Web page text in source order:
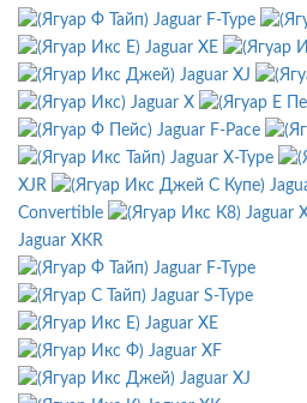
Jaguar F-Type
Jaguar XE
Jaguar XJ
Jaguar X
Jaguar F-Pace
Jaguar X-Type
XJR
Convertible
Jaguar
Jaguar XKR
Jaguar F-Type
Jaguar S-Type
Jaguar XE
Jaguar XF
Jaguar XJ